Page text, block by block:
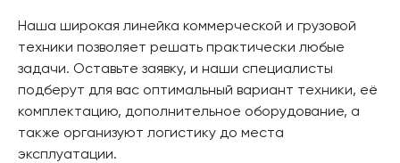
Наша широкая линейка коммерческой и грузовой
техники позволяет решать практически любые
задачи. Оставьте заявку, и наши специалисты
подберут для вас оптимальный вариант техники, её
комплектацию, дополнительное оборудование, а
также организуют логистику до места
эксплуатации.